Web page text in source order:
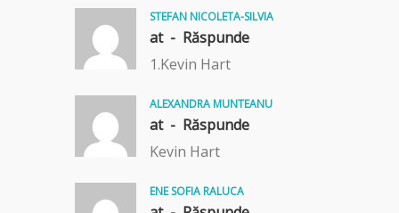
STEFAN NICOLETA-SILVIA
at - Răspunde
1.Kevin Hart
ALEXANDRA MUNTEANU
at - Răspunde
Kevin Hart
ENE SOFIA RALUCA